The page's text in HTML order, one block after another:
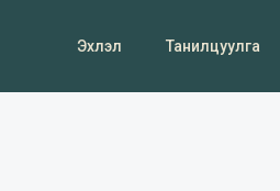
Эхлэл Танилцуулга